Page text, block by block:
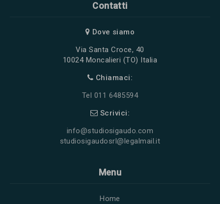
Contatti
Dove siamo
Via Santa Croce, 40
10024 Moncalieri (TO) Italia
Chiamaci:
Tel 011 6485594
Scrivici:
info@studiosigaudo.com
studiosigaudosrl@legalmail.it
Menu
Home